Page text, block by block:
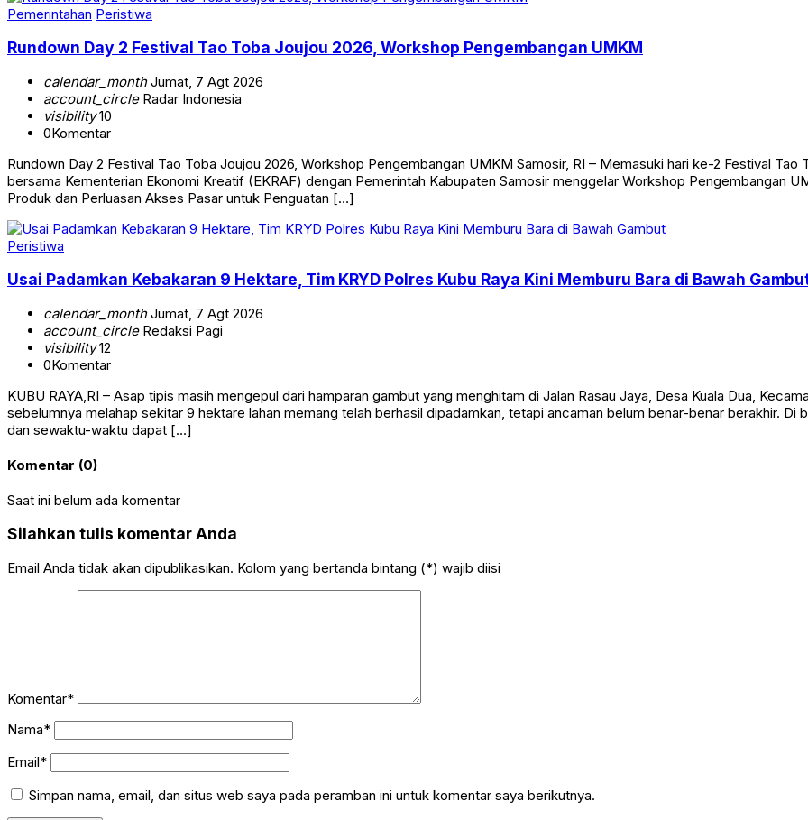
Pemerintahan Peristiwa
Rundown Day 2 Festival Tao Toba Joujou 2026, Workshop Pengembangan UMKM
calendar_monthJumat, 7 Agt 2026
account_circleRadar Indonesia
visibility10
0Komentar
Rundown Day 2 Festival Tao Toba Joujou 2026, Workshop Pengembangan UMKM Samosir, RI – Memasuki hari ke-2 Festival
bersama Kementerian Ekonomi Kreatif (EKRAF) dengan Pemerintah Kabupaten Samosir menggelar Workshop Pengembangan
Produk dan Perluasan Akses Pasar untuk Penguatan […]
Peristiwa
Usai Padamkan Kebakaran 9 Hektare, Tim KRYD Polres Kubu Raya Kini Memburu Bara di Bawah
calendar_monthJumat, 7 Agt 2026
account_circleRedaksi Pagi
visibility12
0Komentar
KUBU RAYA,RI – Asap tipis masih mengepul dari hamparan gambut yang menghitam di Jalan Rasau Jaya, Desa Kuala Dua,
sebelumnya melahap sekitar 9 hektare lahan memang telah berhasil dipadamkan, tetapi ancaman belum benar-benar berakhir. Di
dan sewaktu-waktu dapat […]
Komentar (0)
Saat ini belum ada komentar
Silahkan tulis komentar Anda
Email Anda tidak akan dipublikasikan. Kolom yang bertanda bintang (*) wajib diisi
Komentar*
Nama*
Email*
Simpan nama, email, dan situs web saya pada peramban ini untuk komentar saya berikutnya.